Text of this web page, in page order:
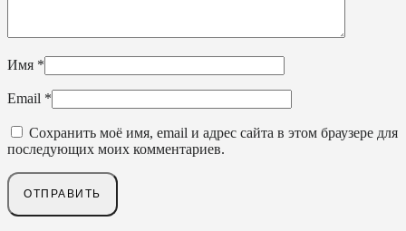
Имя *
Email *
Сохранить моё имя, email и адрес сайта в этом браузере для
последующих моих комментариев.